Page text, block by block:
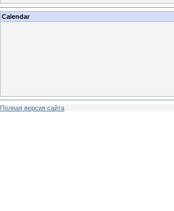
Calendar
Полная версия сайта